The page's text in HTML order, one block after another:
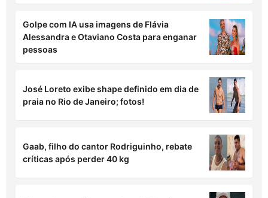
Golpe com IA usa imagens de Flávia
Alessandra e Otaviano Costa para enganar
pessoas
José Loreto exibe shape definido em dia de
praia no Rio de Janeiro; fotos!
Gaab, filho do cantor Rodriguinho, rebate
críticas após perder 40 kg